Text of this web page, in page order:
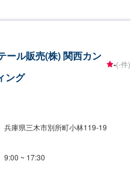
〜Mサイズ：4,620円L〜LLサイズ：
ール販売(株) 関西カン
ング
-(-件)
兵庫県三木市別所町小林119-19
9:00 ~ 17:30